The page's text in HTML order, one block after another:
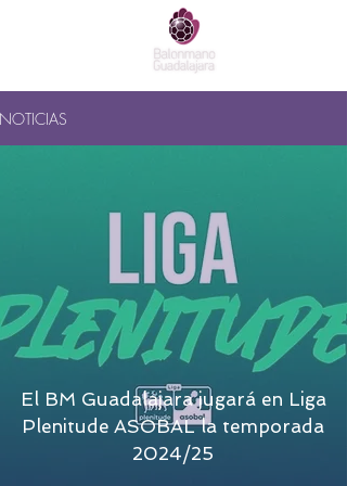
NOTICIAS
El BM Guadalajara jugará en Liga
Plenitude ASOBAL la temporada
2024/25